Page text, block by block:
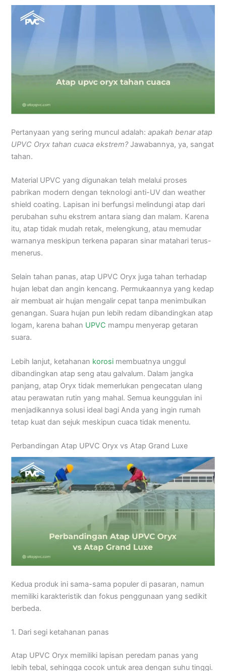
Pertanyaan yang sering muncul adalah:apakah benar atap
UPVC Oryx tahan cuaca ekstrem?Jawabannya, ya, sangat
tahan.
Material UPVC yang digunakan telah melalui proses
pabrikan modern dengan teknologi anti-UV dan weather
shield coating. Lapisan ini berfungsi melindungi atap dari
perubahan suhu ekstrem antara siang dan malam. Karena
itu, atap tidak mudah retak, melengkung, atau memudar
warnanya meskipun terkena paparan sinar matahari terus-
menerus.
Selain tahan panas, atap UPVC Oryx juga tahan terhadap
hujan lebat dan angin kencang. Permukaannya yang kedap
air membuat air hujan mengalir cepat tanpa menimbulkan
genangan. Suara hujan pun lebih redam dibandingkan atap
logam, karena bahan UPVC mampu menyerap getaran
suara.
Lebih lanjut, ketahanan korosi membuatnya unggul
dibandingkan atap seng atau galvalum. Dalam jangka
panjang, atap Oryx tidak memerlukan pengecatan ulang
atau perawatan rutin yang mahal. Semua keunggulan ini
menjadikannya solusi ideal bagi Anda yang ingin rumah
tetap kuat dan sejuk meskipun cuaca tidak menentu.
Perbandingan Atap UPVC Oryx vs Atap Grand Luxe
Kedua produk ini sama-sama populer di pasaran, namun
memiliki karakteristik dan fokus penggunaan yang sedikit
berbeda.
1. Dari segi ketahanan panas
Atap UPVC Oryx memiliki lapisan peredam panas yang
lebih tebal, sehingga cocok untuk area dengan suhu tinggi.